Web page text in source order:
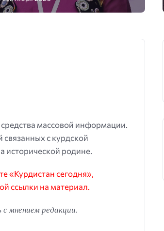
массовой информации.
связанных с курдской
исторической родине.
«Курдистан сегодня»,
ссылки на материал.
мнением редакции.